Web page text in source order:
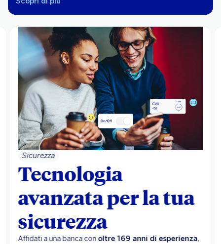
Risparmio e investimenti
Investi e risparmia
per dare vita ai tuoi
progetti
Oltre alla remunerazione del conto, puoi accedere a